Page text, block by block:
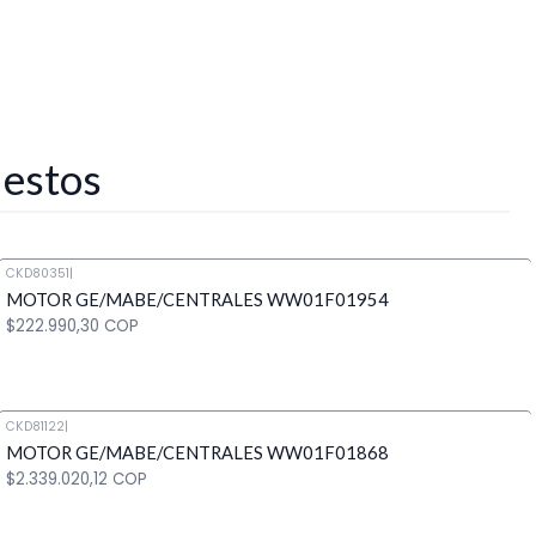
CKD80351|
MOTOR GE/MABE/CENTRALES WW01F01954
$222.990,30 COP
Cantidad
CKD81122|
MOTOR GE/MABE/CENTRALES WW01F01868
$2.339.020,12 COP